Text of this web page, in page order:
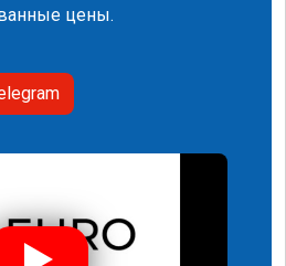
цены.